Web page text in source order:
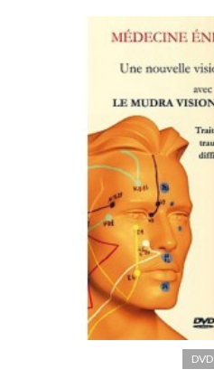
DVD